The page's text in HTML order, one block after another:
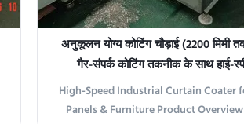
अनुकूलन योग्य कोटिंग चौड़ाई (2200 मिमी
गैर-संपर्क कोटिंग तकनीक के साथ हाई-
इंडस्ट्रियल पर्दे कोटिंग
High-Speed Industrial Curtain Coater
Panels & Furniture Product